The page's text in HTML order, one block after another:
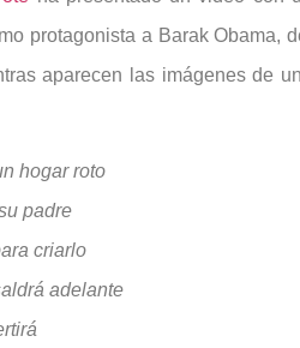
protagonista a Barak Obama,
aparecen las imágenes de
hogar roto
padre
criarlo
adelante